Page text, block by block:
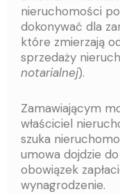
nieruchomości
dokonywać dla
które zmierzają
sprzedaży
notarialnej).
Zamawiającym
właściciel
szuka
umowa dojdzie
obowiązek
wynagrodzenie.